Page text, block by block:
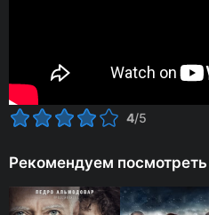
4/5
Рекомендуем посмотреть